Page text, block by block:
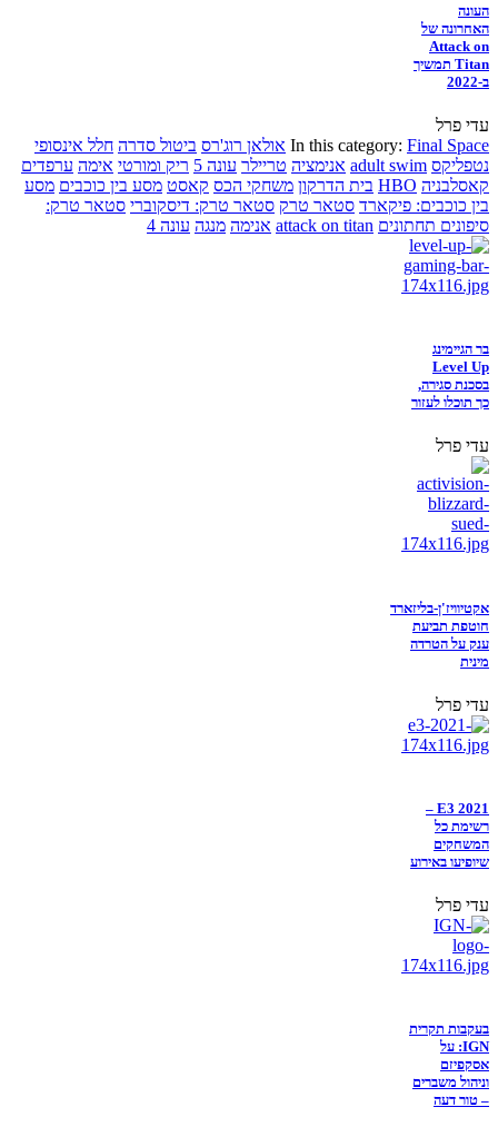
העונה
האחרונה של
Attack on
Titan תמשיך
ב-2022
עדי פרל
In this category: Final Space אולאן רוג'רס ביטול סדרה חלל אינסופי
נטפליקס adult swim אנימציה טריילר עונה 5 ריק ומורטי אימה ערפדים
קאסלבניה HBO בית הדרקון משחקי הכס קאסט מסע בין כוכבים מסע
בין כוכבים: פיקארד סטאר טרק סטאר טרק: דיסקוברי סטאר טרק:
סיפונים תחתונים attack on titan אנימה מנגה עונה 4
בר הגיימינג
Level Up
בסכנת סגירה,
כך תוכלו לעזור
עדי פרל
אקטיוויז'ן-בליזארד
חוטפת תביעת
ענק על הטרדה
מינית
עדי פרל
E3 2021 –
רשימת כל
המשחקים
שיופיעו באירוע
עדי פרל
בעקבות תקרית
IGN: על
אסקפיזם
וניהול משברים
– טור דעה